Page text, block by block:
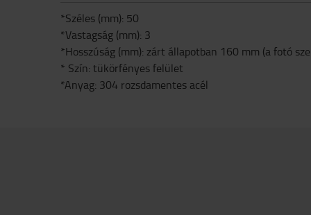
*Széles (mm): 50
*Vastagság (mm): 3
*Hosszúság (mm): zárt állapotban 160 mm (a fotó
* Szín: tükörfényes felület
*Anyag: 304 rozsdamentes acél